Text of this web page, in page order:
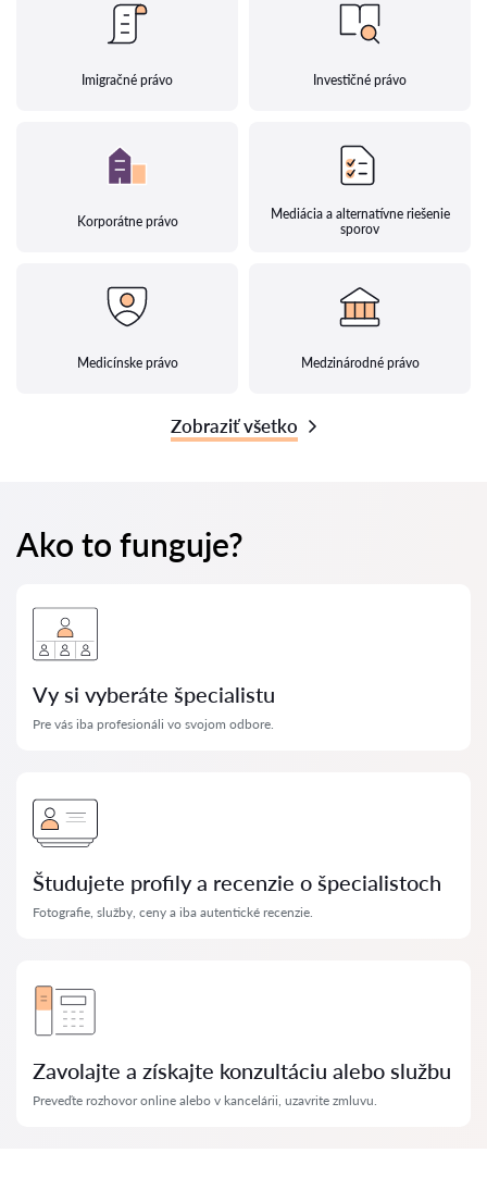
Imigračné právo Investičné právo
Korporátne právo
Mediácia a alternatívne riešenie
sporov
Medicínske právo Medzinárodné právo
Zobraziť všetko
Ako to funguje?
Vy si vyberáte špecialistu
Pre vás iba profesionáli vo svojom odbore.
Študujete profily a recenzie o špecialistoch
Fotografie, služby, ceny a iba autentické recenzie.
Zavolajte a získajte konzultáciu alebo službu
Preveďte rozhovor online alebo v kancelárii, uzavrite zmluvu.